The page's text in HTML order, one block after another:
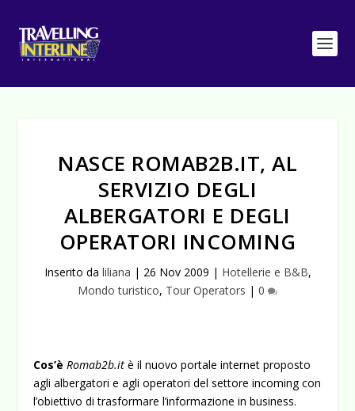
NASCE ROMAB2B.IT, AL
SERVIZIO DEGLI
ALBERGATORI E DEGLI
OPERATORI INCOMING
Inserito da liliana | 26 Nov 2009 | Hotellerie e B&B,
Mondo turistico, Tour Operators | 0
Cos’èRomab2b.itè il nuovo portale internet proposto
agli alber­gatori e agli operatori del settore incoming con
l’obiettivo di trasformare l’informazione in business.